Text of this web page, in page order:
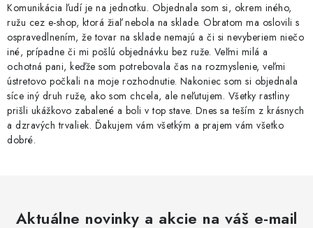
Komunikácia ľudí je na jednotku. Objednala som si, okrem iného,
ružu cez e-shop, ktorá žiaľ nebola na sklade. Obratom ma oslovili s
ospravedlnením, že tovar na sklade nemajú a či si nevyberiem niečo
iné, prípadne či mi pošlú objednávku bez ruže. Veľmi milá a
ochotná pani, keďže som potrebovala čas na rozmyslenie, veľmi
ústretovo počkali na moje rozhodnutie. Nakoniec som si objednala
síce iný druh ruže, ako som chcela, ale neľutujem. Všetky rastliny
prišli ukážkovo zabalené a boli v top stave. Dnes sa teším z krásnych
a dzravých trvaliek. Ďakujem vám všetkým a prajem vám všetko
dobré.
Aktuálne novinky a akcie na váš e-mail